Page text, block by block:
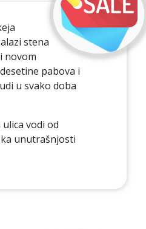
stena
novom
pabova i
u svako doba
vodi od
unutrašnjosti